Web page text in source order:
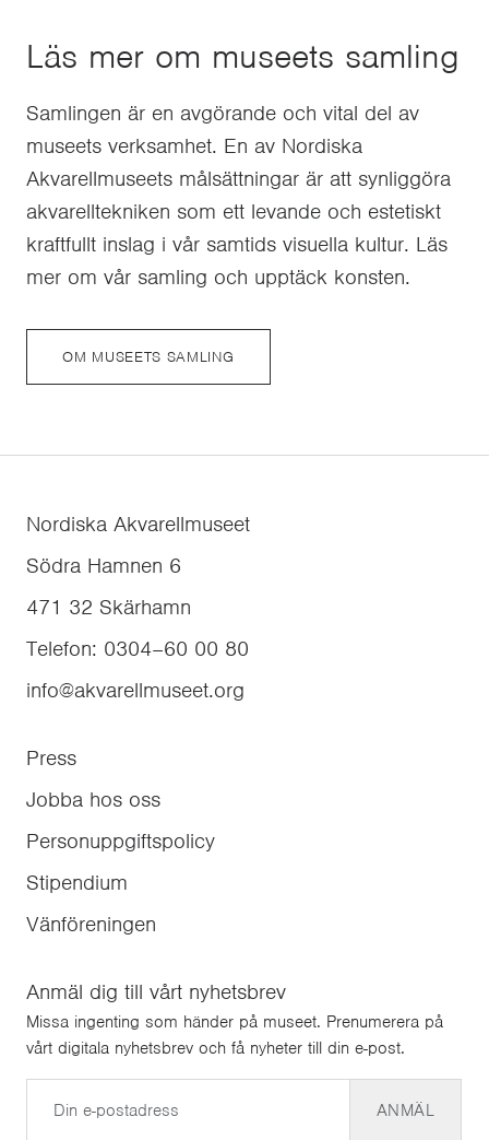
Läs mer om museets samling
Samlingen är en avgörande och vital del av
museets verksamhet. En av Nordiska
Akvarellmuseets målsättningar är att synliggöra
akvarelltekniken som ett levande och estetiskt
kraftfullt inslag i vår samtids visuella kultur. Läs
mer om vår samling och upptäck konsten.
OM MUSEETS SAMLING
Nordiska Akvarellmuseet
Södra Hamnen 6
471 32 Skärhamn
Telefon: 0304–60 00 80
info@akvarellmuseet.org
Press
Jobba hos oss
Personuppgiftspolicy
Stipendium
Vänföreningen
Anmäl dig till vårt nyhetsbrev
Missa ingenting som händer på museet. Prenumerera på
vårt digitala nyhetsbrev och få nyheter till din e-post.
ANMÄL